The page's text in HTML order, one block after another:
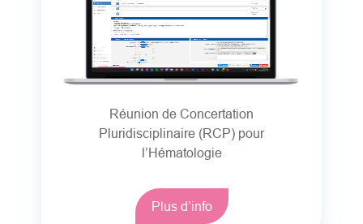
Réunion de Concertation
Pluridisciplinaire (RCP) pour
l’Hématologie
Plus d’info